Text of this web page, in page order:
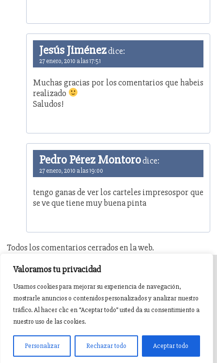
Valoramos tu privacidad
Usamos cookies para mejorar su experiencia de navegación,
mostrarle anuncios o contenidos personalizados y analizar nuestro
tráfico. Al hacer clic en “Aceptar todo” usted da su consentimiento a
nuestro uso de las cookies.
Personalizar Rechazar todo Aceptar todo
Jesús Jiménezdice:
27 enero, 2010 a las 17:51
Muchas gracias por los comentarios que habeis
realizado
Saludos!
Pedro Pérez Montorodice:
27 enero, 2010 a las 19:00
tengo ganas de ver los carteles impresospor que
se ve que tiene muy buena pinta
Todos los comentarios cerrados en la web.
INICIO AGENDA
NOTICIAS DE PASIÓN
NOTICIAS DE GLORIA
BREVES COFRADES BANDAS
Pasión en Jaén ® v5.0.1. 2015 Sitio desarrollado y mantenido porwitandbit